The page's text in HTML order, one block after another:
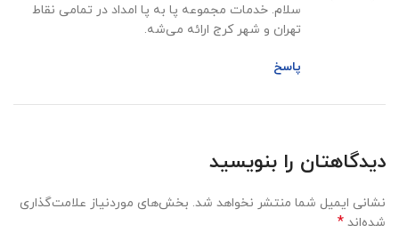
سلام. خدمات مجموعه پا به پا امداد در تمامی نقاط
تهران و شهر کرج ارائه می‌شه.
پاسخ
دیدگاهتان را بنویسید
نشانی ایمیل شما منتشر نخواهد شد. بخش‌های موردنیاز علامت‌گذاری
شده‌اند *